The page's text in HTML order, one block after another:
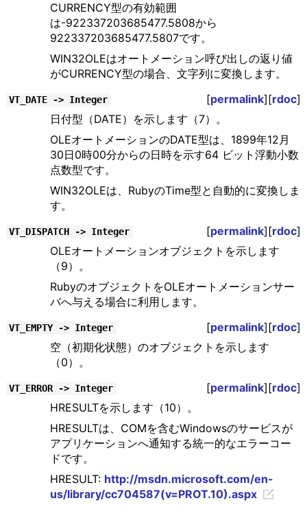
CURRENCY型の有効範囲
は-922337203685477.5808から
922337203685477.5807です。
WIN32OLEはオートメーション呼び出しの返り値
がCURRENCY型の場合、文字列に変換します。
VT_DATE -> Integer [permalink][rdoc]
日付型（DATE）を示します（7）。
OLEオートメーションのDATE型は、1899年12月
30日0時00分からの日時を示す64 ビット浮動小数
点数型です。
WIN32OLEは、RubyのTime型と自動的に変換しま
す。
VT_DISPATCH -> Integer [permalink][rdoc]
OLEオートメーションオブジェクトを示します
（9）。
RubyのオブジェクトをOLEオートメーションサー
バへ与える場合に利用します。
VT_EMPTY -> Integer [permalink][rdoc]
空（初期化状態）のオブジェクトを示します
（0）。
VT_ERROR -> Integer [permalink][rdoc]
HRESULTを示します（10）。
HRESULTは、COMを含むWindowsのサービスが
アプリケーションへ通知する統一的なエラーコー
ドです。
HRESULT: http://msdn.microsoft.com/en-
us/library/cc704587(v=PROT.10).aspx